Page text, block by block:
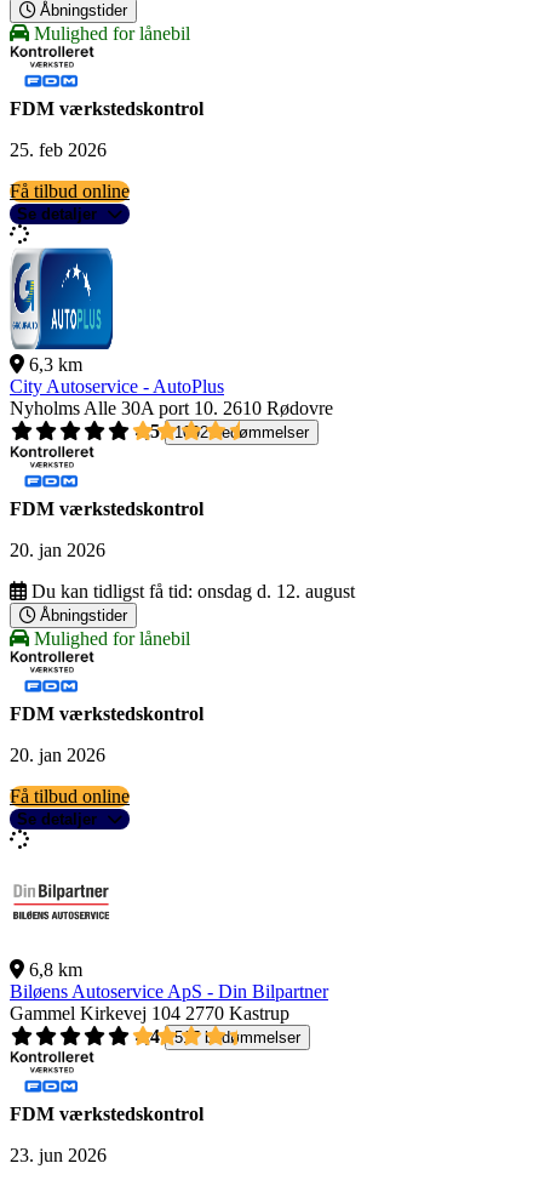
Åbningstider
Mulighed for lånebil
FDM værkstedskontrol
25. feb 2026
Få tilbud online
Se detaljer
6,3 km
City Autoservice - AutoPlus
Nyholms Alle 30A port 10. 2610 Rødovre
4,5
1092 bedømmelser
FDM værkstedskontrol
20. jan 2026
Du kan tidligst få tid: onsdag d. 12. august
Åbningstider
Mulighed for lånebil
FDM værkstedskontrol
20. jan 2026
Få tilbud online
Se detaljer
6,8 km
Biløens Autoservice ApS - Din Bilpartner
Gammel Kirkevej 104 2770 Kastrup
4,4
517 bedømmelser
FDM værkstedskontrol
23. jun 2026